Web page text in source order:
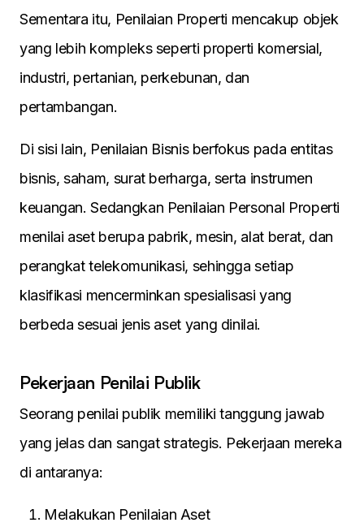
Sementara itu, Penilaian Properti mencakup objek
yang lebih kompleks seperti properti komersial,
industri, pertanian, perkebunan, dan
pertambangan.
Di sisi lain, Penilaian Bisnis berfokus pada entitas
bisnis, saham, surat berharga, serta instrumen
keuangan. Sedangkan Penilaian Personal Properti
menilai aset berupa pabrik, mesin, alat berat, dan
perangkat telekomunikasi, sehingga setiap
klasifikasi mencerminkan spesialisasi yang
berbeda sesuai jenis aset yang dinilai.
Pekerjaan Penilai Publik
Seorang penilai publik memiliki tanggung jawab
yang jelas dan sangat strategis. Pekerjaan mereka
di antaranya:
Melakukan Penilaian Aset